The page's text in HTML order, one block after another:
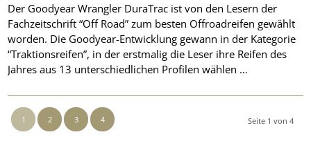
Der Goodyear Wrangler DuraTrac ist von den Lesern der
Fachzeitschrift “Off Road” zum besten Offroadreifen gewählt
worden. Die Goodyear-Entwicklung gewann in der Kategorie
“Traktionsreifen”, in der erstmalig die Leser ihre Reifen des
Jahres aus 13 unterschiedlichen Profilen wählen …
Seite 1 von 4
1 2 3 4